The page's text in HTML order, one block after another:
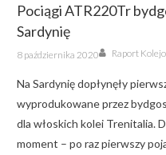
Pociągi ATR220Tr
Sardynię
Posted
on
8 października 2020 Author
Raport
Na Sardynię dopłynęły
wyprodukowane przez
dla włoskich kolei Trenitalia.
moment – po raz pierwszy